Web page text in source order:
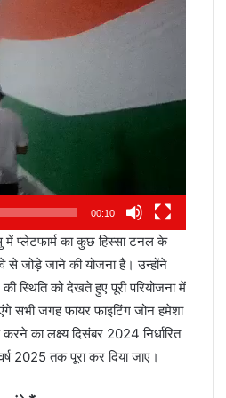
00:10
में प्लेटफार्म का कुछ हिस्सा टनल के
से जोड़े जाने की योजना है। उन्होंने
स्थिति को देखते हुए पूरी परियोजना में
सभी जगह फायर फाइटिंग जोन हमेशा
का लक्ष्य दिसंबर 2024 निर्धारित
2025 तक पूरा कर दिया जाए।